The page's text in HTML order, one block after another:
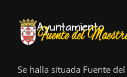
Se halla situada Fuente